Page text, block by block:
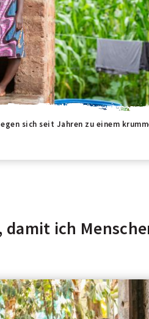
sich seit Jahren zu einem
ich